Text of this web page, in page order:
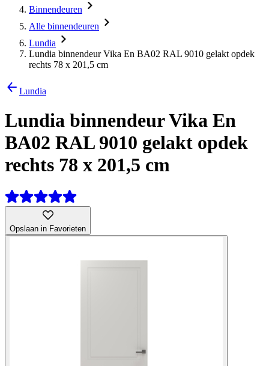
Binnendeuren
Alle binnendeuren
Lundia
Lundia binnendeur Vika En BA02 RAL 9010 gelakt opdek
rechts 78 x 201,5 cm
Lundia
Lundia binnendeur Vika En
BA02 RAL 9010 gelakt opdek
rechts 78 x 201,5 cm
Opslaan in Favorieten